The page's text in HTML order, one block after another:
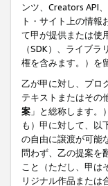
ンツ、Creators API
ト・サイト上の情
て甲が提供または使
（SDK）、ライブ
権を含みます。）を
乙が甲に対し、プロ
テキストまたはその
案 」と総称します
も）甲に対して、以
の自由に譲渡が可能
問わず、乙の提案を
こと（ただし、甲は
リジナル作品または